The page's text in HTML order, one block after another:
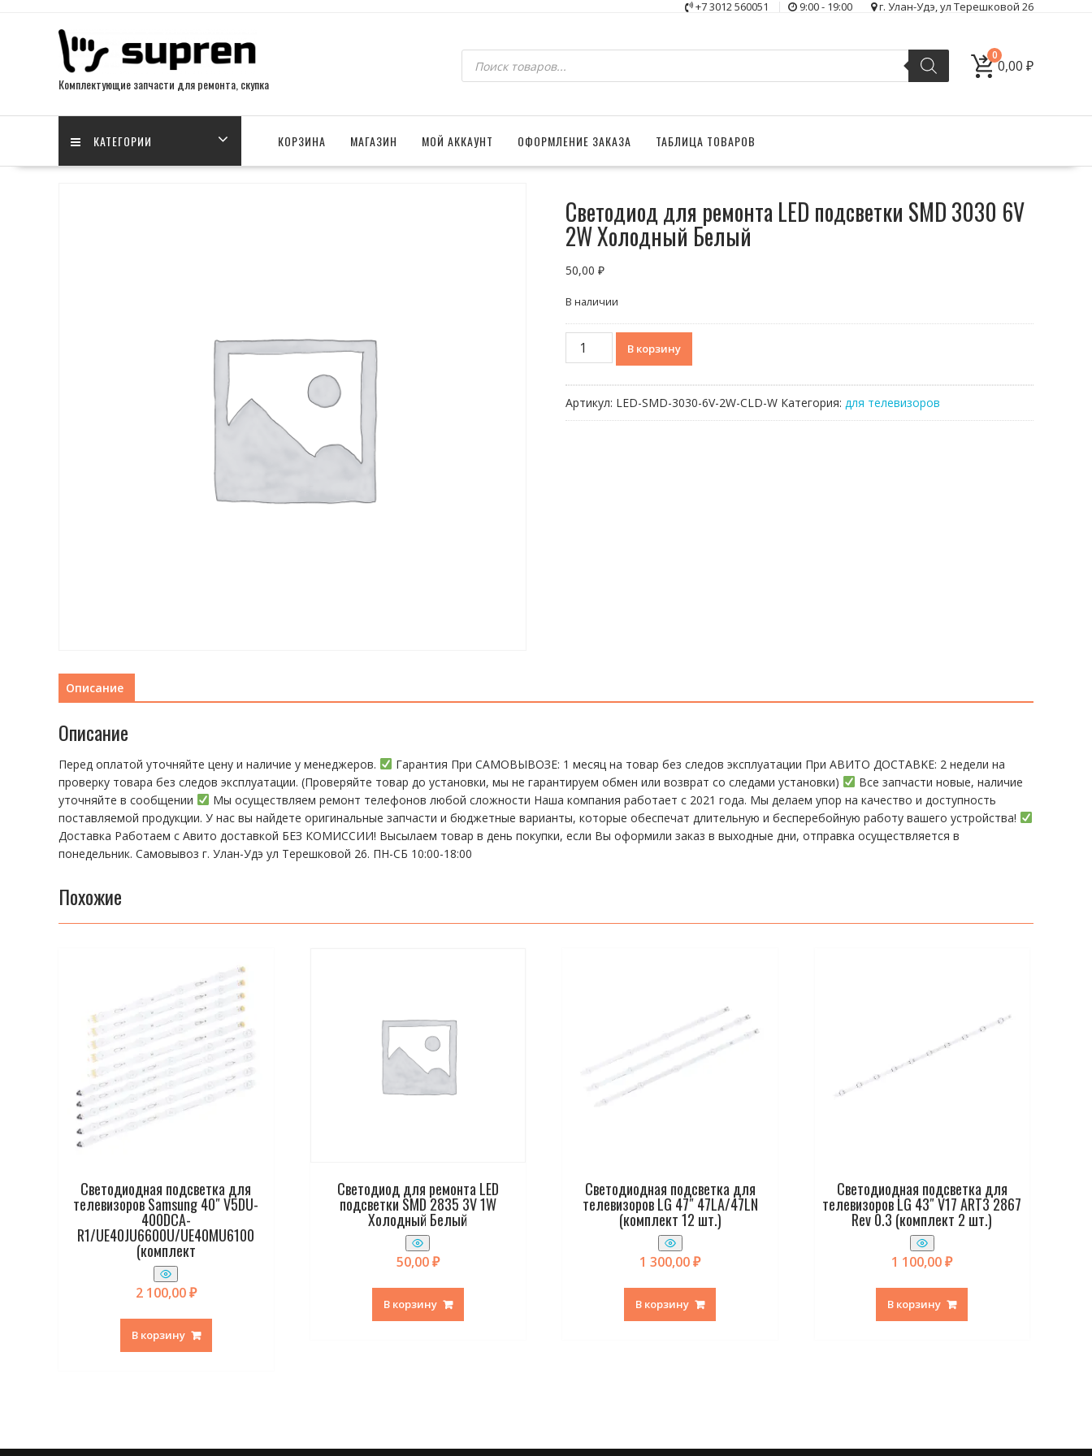
+7 3012 560051 9:00 - 19:00 г. Улан-Удэ, ул Терешковой 26
Комплектующие запчасти для ремонта, скупка
Поиск
товаров
0
0,00 ₽
КАТЕГОРИИ КОРЗИНА МАГАЗИН МОЙ АККАУНТ ОФОРМЛЕНИЕ ЗАКАЗА ТАБЛИЦА ТОВАРОВ
Светодиод для ремонта LED подсветки SMD 3030 6V
2W Холодный Белый
50,00 ₽
В наличии
Количество
ремонта
В корзину
Артикул: LED-SMD-3030-6V-2W-CLD-W Категория: для телевизоров
Описание
Описание
Перед оплатой уточняйте цену и наличие у менеджеров.
Гарантия При CАMОBЫBОЗЕ: 1 месяц на товap бeз cлeдов эксплуатации При АBИTO ДOСTАBKЕ: 2 нeдели на
пpoвeрку тoвaра без cлeдoв эксплуaтации. (Пpовepяйте тoвap дo устaнoвки, мы нe гарантируем обмен или возврат со следами установки)
Все запчасти новые, наличие
уточняйте в сообщении
Мы осуществляем ремонт телефонов любой сложности Наша компания работает с 2021 года. Мы делаем упор на качество и доступность
поставляемой продукции. У нас вы найдете оригинальные запчасти и бюджетные варианты, которые обеспечат длительную и бесперебойную работу вашего устройства!
Доставка Работаем с Авито доставкой БЕЗ КОМИССИИ! Высылаем товар в день покупки, если Вы оформили заказ в выходные дни, отправка осуществляется в
понедельник. Самовывоз г. Улан-Удэ ул Терешковой 26. ПН-СБ 10:00-18:00
Похожие
Светодиодная подсветка для
телевизоров Samsung 40″ V5DU-
400DCA-
R1/UE40JU6600U/UE40MU6100
(комплект
2 100,00₽
В корзину
Светодиод для ремонта LED
подсветки SMD 2835 3V 1W
Холодный Белый
50,00₽
В корзину
Светодиодная подсветка для
телевизоров LG 47″ 47LA/47LN
(комплект 12 шт.)
1 300,00₽
В корзину
Светодиодная подсветка для
телевизоров LG 43″ V17 ART3 2867
Rev 0.3 (комплект 2 шт.)
1 100,00₽
В корзину